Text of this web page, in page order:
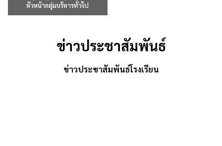
หัวหน้ากลุ่มบริหารทั่วไป
ข่าวประชาสัมพันธ์
ข่าวประชาสัมพันธ์โรงเรียน